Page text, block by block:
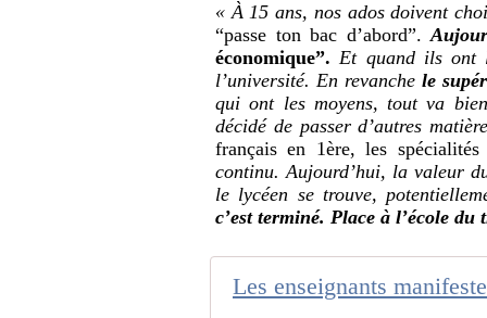
« À 15 ans, nos ados doivent
“passe ton bac d’abord”.
économique”.Et quand ils ont
l’université. En revanche le
qui ont les moyens, tout va
décidé de passer d’autres
français en 1ère, les
continu. Aujourd’hui, la valeur
le lycéen se trouve,
c’est terminé. Place à l’école du